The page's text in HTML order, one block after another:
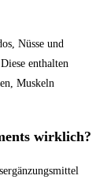
Nüsse‍ und
enthalten
Muskeln
wirklich?